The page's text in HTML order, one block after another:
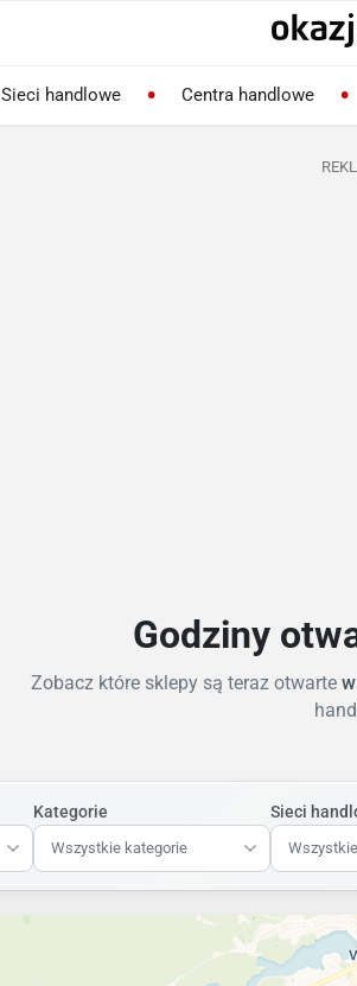
Sieci handlowe Centra handlowe
Godziny
Zobacz które sklepy są teraz otwarte
Kategorie
Wszystkie kategorie
Sieci